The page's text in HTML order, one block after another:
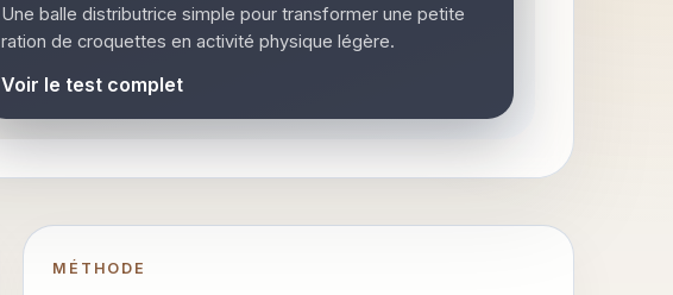
Une balle distributrice simple pour transformer une petite
ration de croquettes en activité physique légère.
Voir le test complet
MÉTHODE